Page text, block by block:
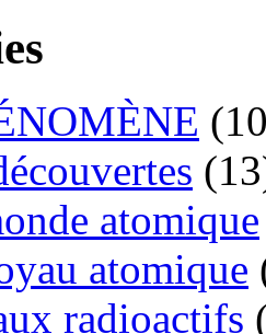
atomique
atomique
radioactifs